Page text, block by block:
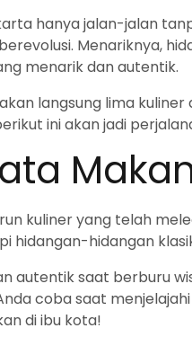
hanya jalan-jalan
Menariknya,
menarik dan autentik.
langsung lima
ini akan jadi
kuliner yang telah
hidangan-hidangan
autentik saat berburu
coba saat
di ibu kota!